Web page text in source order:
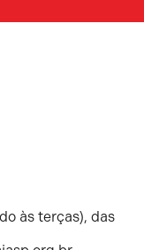
às terças), das